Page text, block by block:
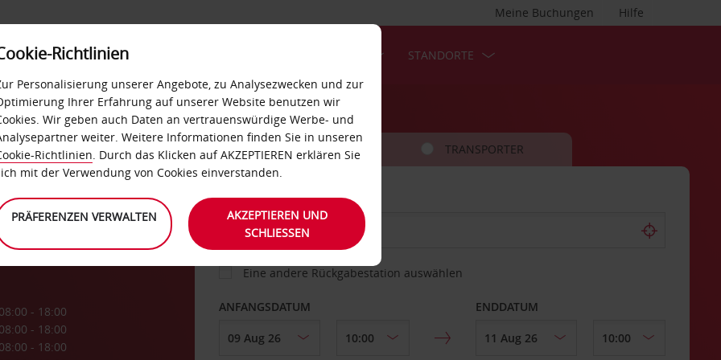
Hilfe
Meine Buchungen
SELF-SERVICES STANDORTE
08:00 - 18:00
08:00 - 18:00
08:00 - 18:00
FAHRZEUG TRANSPORTER
ABHOLEN VON
Eine andere Rückgabestation auswählen
ANFANGSDATUM ENDDATUM
Richtlinien
Personalisierung unserer Angebote, zu Analysezwecken und zur
Ihrer Erfahrung auf unserer Website benutzen wir
Wir geben auch Daten an vertrauenswürdige Werbe- und
weiter. Weitere Informationen finden Sie in unseren
Richtlinien. Durch das Klicken auf AKZEPTIEREN erklären Sie
mit der Verwendung von Cookies einverstanden.
PRÄFERENZEN VERWALTEN
AKZEPTIEREN UND
SCHLIESSEN